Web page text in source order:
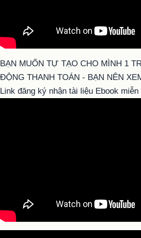
BẠN MUỐN TỰ TẠO CHO MÌNH 1
ĐỘNG THANH TOÁN - BẠN NÊN
Link đăng ký nhận tài liệu Ebook miễn